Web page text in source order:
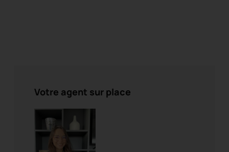
Votre agent sur place